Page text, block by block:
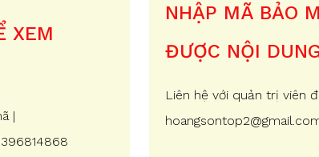
XEM
|
NHẬP MÃ BẢO
ĐƯỢC NỘI
Liên hệ với quản trị viên